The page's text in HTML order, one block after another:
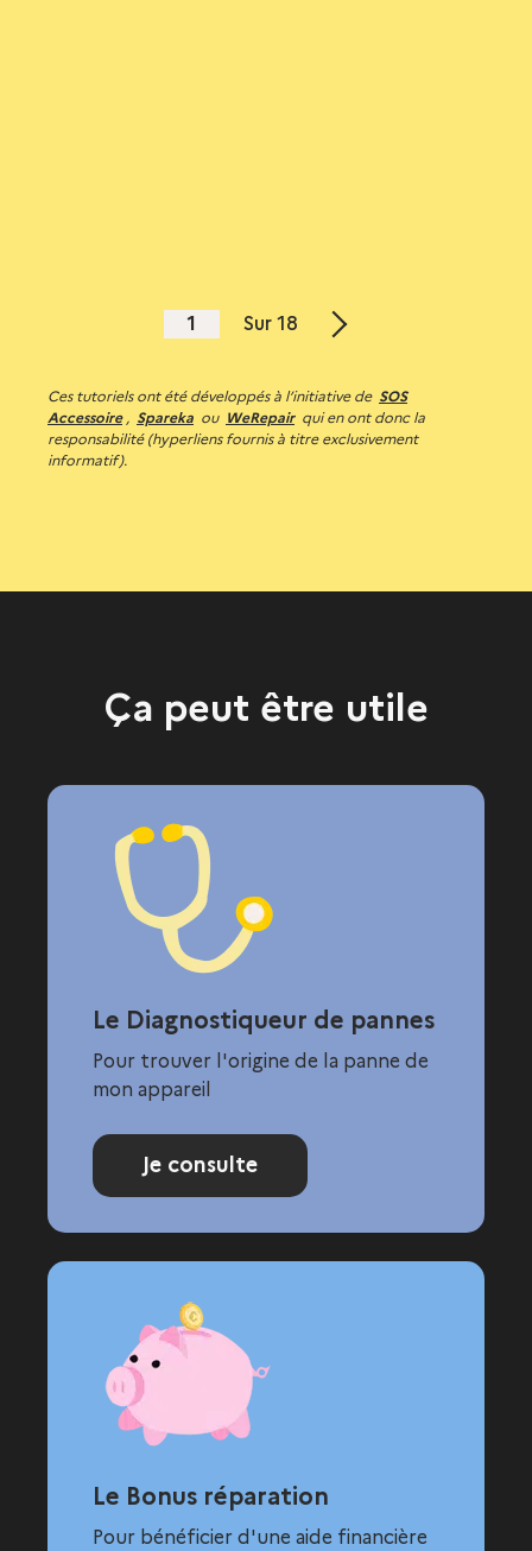
1 Sur 18
Page
Ces tutoriels ont été développés à l’initiative de SOS
Accessoire , Spareka ou WeRepair qui en ont donc la
responsabilité (hyperliens fournis à titre exclusivement
informatif).
Ça peut être utile
Le Diagnostiqueur de pannes
Pour trouver l'origine de la panne de
mon appareil
Je consulte
Le Bonus réparation
Pour bénéficier d'une aide financière